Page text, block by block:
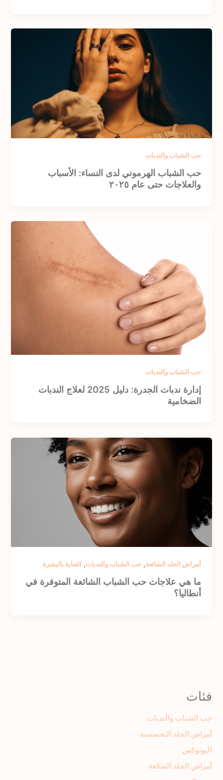
حب الشباب والندبات
حب الشباب الهرموني لدى النساء: الأسباب
والعلاجات حتى عام ٢٠٢٥
حب الشباب والندبات
إدارة ندبات الجدرة: دليل 2025 لعلاج الندبات
الضخامية
أمراض الجلد الشائعة,حب الشباب والندبات, العناية بالبشرة
ما هي علاجات حب الشباب الشائعة المتوفرة في
أنطاليا؟
فئات
حب الشباب والندبات
أمراض الجلد التحسسية
البوتوكس
أمراض الجلد الشائعة